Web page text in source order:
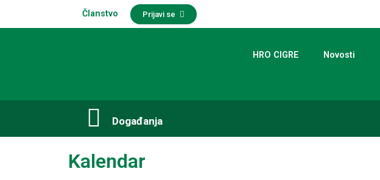
Članstvo Prijavi se
HRO CIGRE Novosti
Događanja​
Kalendar